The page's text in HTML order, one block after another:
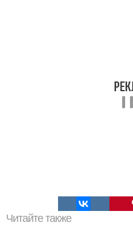
Читайте также